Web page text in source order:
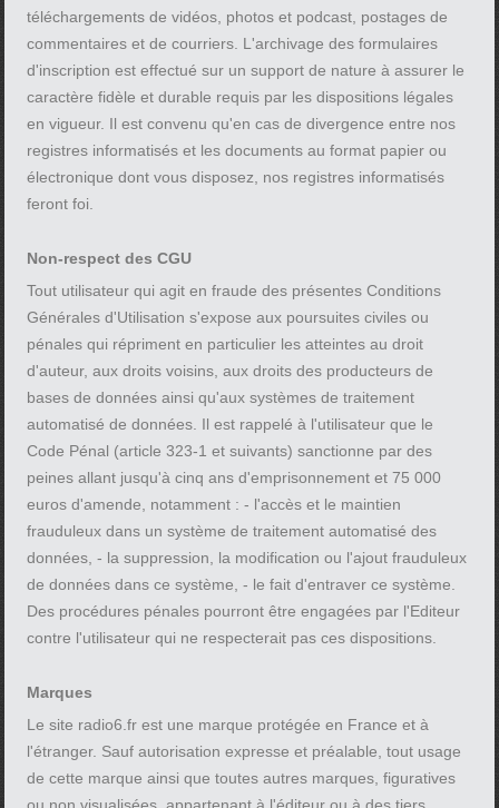
téléchargements de vidéos, photos et podcast, postages de
commentaires et de courriers. L'archivage des formulaires
d'inscription est effectué sur un support de nature à assurer le
caractère fidèle et durable requis par les dispositions légales
en vigueur. Il est convenu qu'en cas de divergence entre nos
registres informatisés et les documents au format papier ou
électronique dont vous disposez, nos registres informatisés
feront foi.
Non-respect des CGU
Tout utilisateur qui agit en fraude des présentes Conditions
Générales d'Utilisation s'expose aux poursuites civiles ou
pénales qui répriment en particulier les atteintes au droit
d'auteur, aux droits voisins, aux droits des producteurs de
bases de données ainsi qu'aux systèmes de traitement
automatisé de données. Il est rappelé à l'utilisateur que le
Code Pénal (article 323-1 et suivants) sanctionne par des
peines allant jusqu'à cinq ans d'emprisonnement et 75 000
euros d'amende, notamment : - l'accès et le maintien
frauduleux dans un système de traitement automatisé des
données, - la suppression, la modification ou l'ajout frauduleux
de données dans ce système, - le fait d'entraver ce système.
Des procédures pénales pourront être engagées par l'Editeur
contre l'utilisateur qui ne respecterait pas ces dispositions.
Marques
Le site radio6.fr est une marque protégée en France et à
l'étranger. Sauf autorisation expresse et préalable, tout usage
de cette marque ainsi que toutes autres marques, figuratives